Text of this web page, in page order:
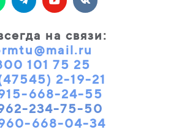
на связи:
101 75 25
2-19-21
668-24-55
234-75-50
668-04-34